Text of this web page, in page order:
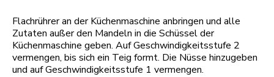
Flachrührer an der Küchenmaschine anbringen und alle
Zutaten außer den Mandeln in die Schüssel der
Küchenmaschine geben. Auf Geschwindigkeitsstufe 2
vermengen, bis sich ein Teig formt. Die Nüsse hinzugeben
und auf Geschwindigkeitsstufe 1 vermengen.